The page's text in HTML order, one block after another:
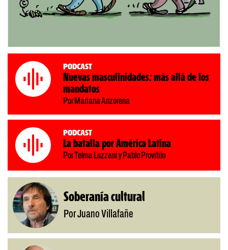
Podcast
Nuevas masculinidades: más allá de los
mandatos
Por Mariana Anzorena
Podcast
La batalla por América Latina
Por Telma Luzzani y Pablo Provitilo
Soberanía cultural
Por Juano Villafañe